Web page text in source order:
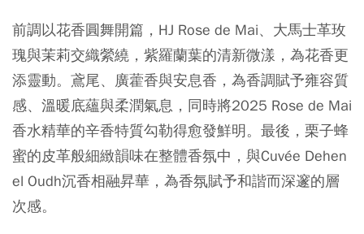
前調以花香圓舞開篇，HJ Rose de Mai、大馬士革玫
瑰與茉莉交織縈繞，紫羅蘭葉的清新微漾，為花香更
添靈動。鳶尾、廣藿香與安息香，為香調賦予雍容質
感、溫暖底蘊與柔潤氣息，同時將2025 Rose de Mai
香水精華的辛香特質勾勒得愈發鮮明。最後，栗子蜂
蜜的皮革般細緻韻味在整體香氛中，與Cuvée Dehen
el Oudh沉香相融昇華，為香氛賦予和諧而深邃的層
次感。